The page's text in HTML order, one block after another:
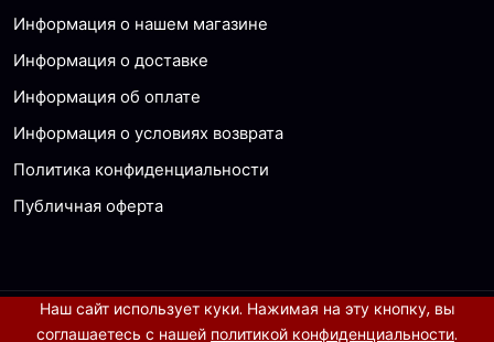
Наш сайт использует куки. Нажимая на эту кнопку, вы
соглашаетесь с нашей политикой конфиденциальности.
Информация о нашем магазине
Информация о доставке
Информация об оплате
Информация о условиях возврата
Политика конфиденциальности
Публичная оферта
© 2026 все права защищены